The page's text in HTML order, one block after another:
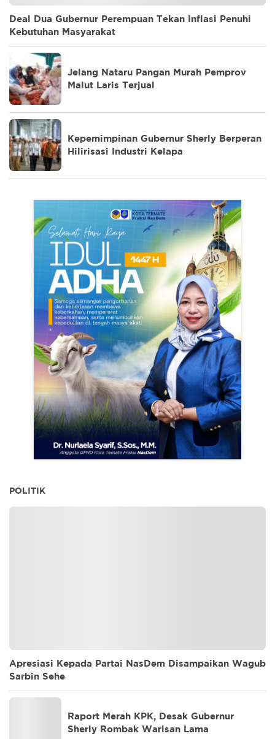
Deal Dua Gubernur Perempuan Tekan Inflasi Penuhi
Kebutuhan Masyarakat
Jelang Nataru Pangan Murah Pemprov
Malut Laris Terjual
Kepemimpinan Gubernur Sherly Berperan
Hilirisasi Industri Kelapa
POLITIK
Apresiasi Kepada Partai NasDem Disampaikan Wagub
Sarbin Sehe
Raport Merah KPK, Desak Gubernur
Sherly Rombak Warisan Lama